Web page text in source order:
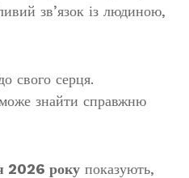
зв’язок із людиною,
свого серця.
знайти справжню
2026 року показують,